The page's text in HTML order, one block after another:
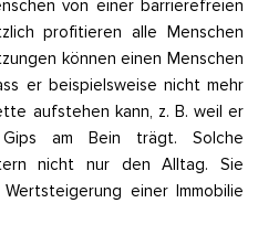
von einer barrierefreien
profitieren alle Menschen
können einen Menschen
er beispielsweise nicht mehr
aufstehen kann, z. B. weil er
am Bein trägt. Solche
nicht nur den Alltag. Sie
einer Immobilie